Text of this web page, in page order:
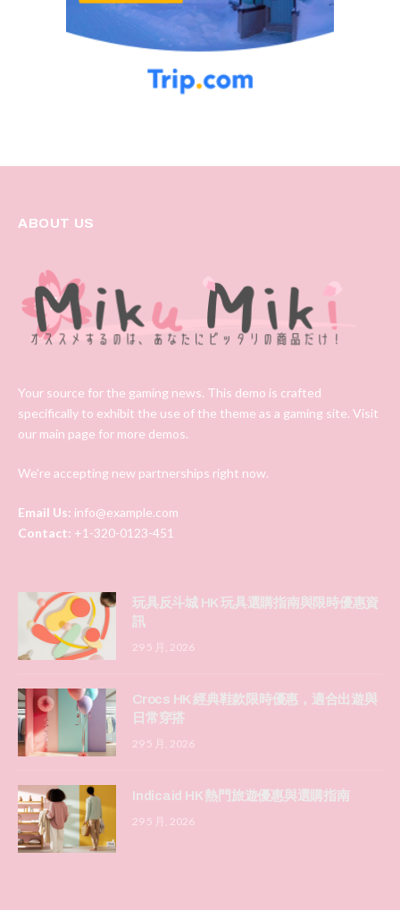
ABOUT US
Your source for the gaming news. This demo is crafted
specifically to exhibit the use of the theme as a gaming site. Visit
our main page for more demos.
We're accepting new partnerships right now.
Email Us: info@example.com
Contact: +1-320-0123-451
玩具反斗城 HK 玩具選購指南與限時優惠資
訊
29 5 月, 2026
Crocs HK 經典鞋款限時優惠，適合出遊與
日常穿搭
29 5 月, 2026
Indicaid HK 熱門旅遊優惠與選購指南
29 5 月, 2026